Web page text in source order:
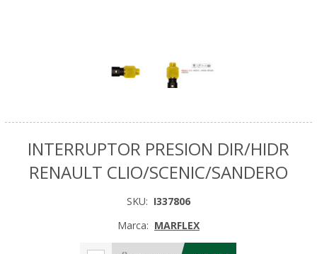
INTERRUPTOR PRESION DIR/HIDR
RENAULT CLIO/SCENIC/SANDERO
SKU: I337806
Marca: MARFLEX